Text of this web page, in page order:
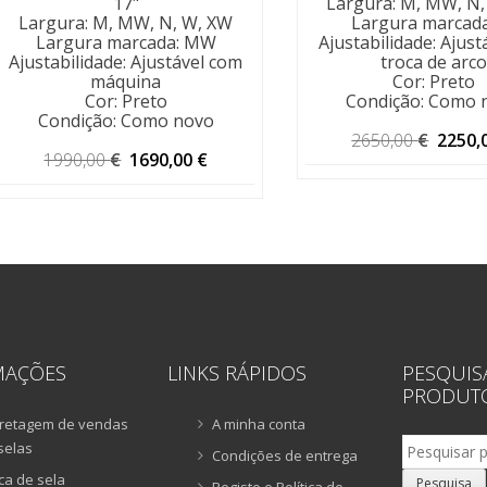
Largura: M, MW, N, W, XW
Largura marcada: MW
Ajustabilidade:Ajustável com
máquina
Cor: Preto
Condição: Como novo
1990,00€ O
1990,00 €.
1690,00 €
1690,00 €.
Largura
Ajustabilidade:
troca de arco
Cor: Preto
Condição: Como
2650,00€ O
de vendas
de sela
LINKS RÁPIDOS
A minha conta
Condições de entrega
Pesquisar
por: